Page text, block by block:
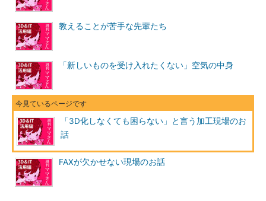
教えることが苦手な先輩たち
「新しいものを受け入れたくない」空気の中身
「3D化しなくても困らない」と言う加工現場のお
話
FAXが欠かせない現場のお話